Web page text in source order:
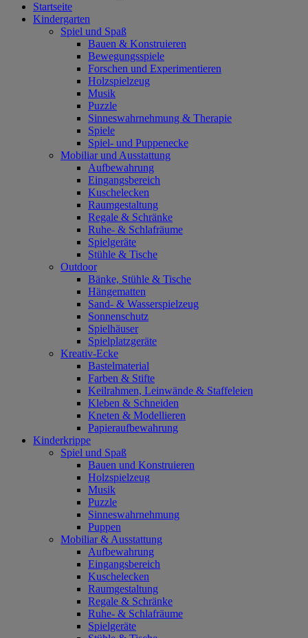
Startseite
Kindergarten
Spiel und Spaß
Bauen & Konstruieren
Bewegungsspiele
Forschen und Experimentieren
Holzspielzeug
Musik
Puzzle
Sinneswahrnehmung & Therapie
Spiele
Spiel- und Puppenecke
Mobiliar und Ausstattung
Aufbewahrung
Eingangsbereich
Kuschelecken
Raumgestaltung
Regale & Schränke
Ruhe- & Schlafräume
Spielgeräte
Stühle & Tische
Outdoor
Bänke, Stühle & Tische
Hängematten
Sand- & Wasserspielzeug
Sonnenschutz
Spielhäuser
Spielplatzgeräte
Kreativ-Ecke
Bastelmaterial
Farben & Stifte
Keilrahmen, Leinwände & Staffeleien
Kleben & Schneiden
Kneten & Modellieren
Papieraufbewahrung
Kinderkrippe
Spiel und Spaß
Bauen und Konstruieren
Holzspielzeug
Musik
Puzzle
Sinneswahrnehmung
Puppen
Mobiliar & Ausstattung
Aufbewahrung
Eingangsbereich
Kuschelecken
Raumgestaltung
Regale & Schränke
Ruhe- & Schlafräume
Spielgeräte